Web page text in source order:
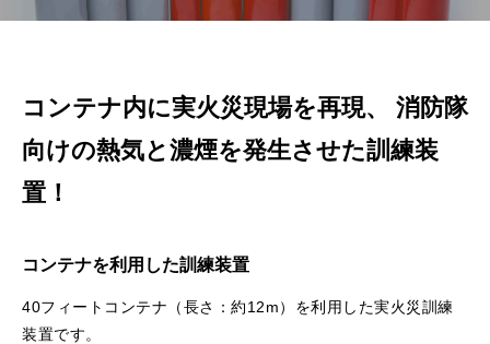
コンテナ内に実火災現場を再現、 消防隊
向けの熱気と濃煙を発生させた訓練装
置！
コンテナを利用した訓練装置
40フィートコンテナ（長さ：約12m）を利用した実火災訓練
装置です。